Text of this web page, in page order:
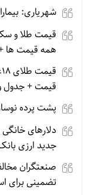
شهریاری:
همه قیمت ها
قیمت + جدول
پشت پرده نوسان ۴۴ هزار تومانی دلار در
دلارهای خانگی
جدید ارزی
صنعتگران
تضمینی برای